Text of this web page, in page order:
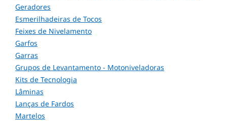
Geradores
Esmerilhadeiras de Tocos
Feixes de Nivelamento
Garfos
Garras
Grupos de Levantamento - Motoniveladoras
Kits de Tecnologia
Lâminas
Lanças de Fardos
Martelos